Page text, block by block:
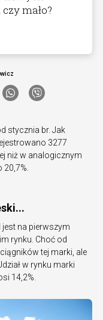
mało?
stycznia br. Jak
3277
niż w analogicznym
jest na pierwszym
rynku. Choć od
tej marki, ale
w rynku marki
14,2%.